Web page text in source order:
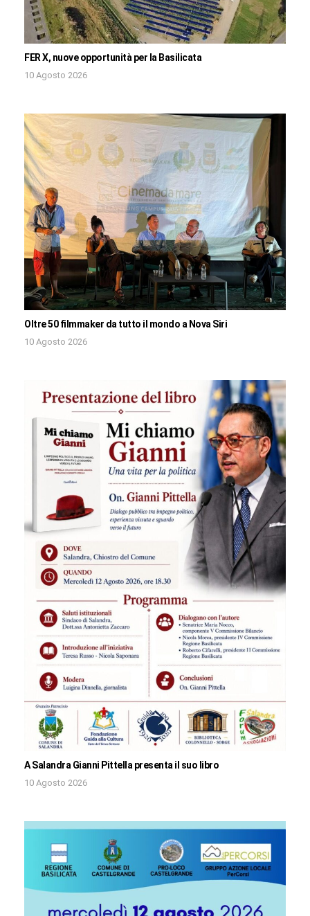
FER X, nuove opportunità per la Basilicata
10 Agosto 2026
Oltre 50 filmmaker da tutto il mondo a Nova Siri
10 Agosto 2026
A Salandra Gianni Pittella presenta il suo libro
10 Agosto 2026